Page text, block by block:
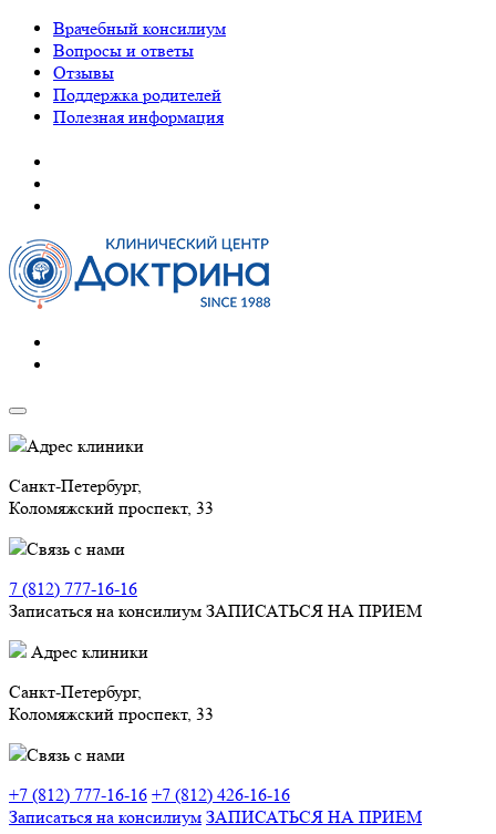
Врачебный консилиум
Вопросы и ответы
Отзывы
Поддержка родителей
Полезная информация
Адрес клиники
Санкт-Петербург,
Коломяжский проспект, 33
Связь с нами
7 (812) 777-16-16
Записаться на консилиум ЗАПИСАТЬСЯ НА ПРИЕМ
Адрес клиники
Санкт-Петербург,
Коломяжский проспект, 33
Связь с нами
+7 (812) 777-16-16 +7 (812) 426-16-16
Записаться на консилиум ЗАПИСАТЬСЯ НА ПРИЕМ